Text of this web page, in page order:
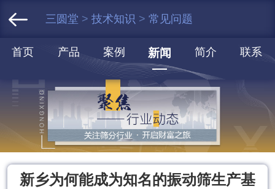
三圆堂 > 技术知识 > 常见问题
首页 产品 案例 新闻 简介 联系
新乡为何能成为知名的振动筛生产基